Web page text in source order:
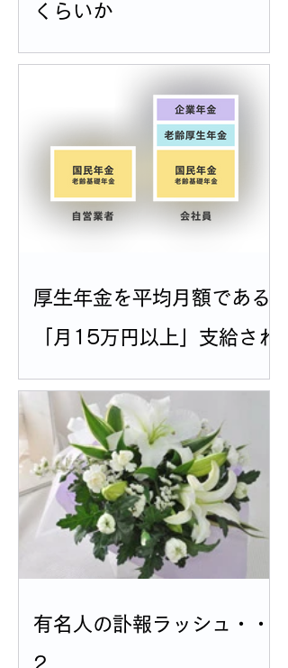
くらいか
厚生年金を平均月額である
「月15万円以上」支給され
る人の割合
有名人の訃報ラッシュ・・
2